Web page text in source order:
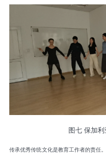
图七 保加
传承优秀传统文化是教育工作者的责任